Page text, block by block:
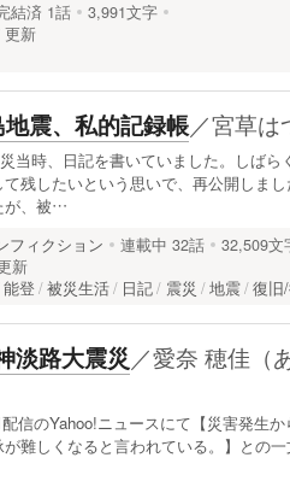
結済 1話
3,991文字
更新
震、私的記録帳／宮草は
当時、日記を書いていました。しばら
残したいという思いで、再公開しま
が、被…
フィクション 連載中 32話
32,509文
新
能登 被災生活 日記 震災 地震 復旧
淡路大震災 ／愛奈 穂佳（
信のYahoo!ニュースにて【災害発生
難しくなると言われている。】との